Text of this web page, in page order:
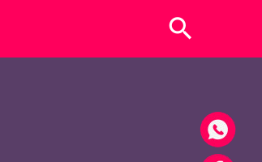
search